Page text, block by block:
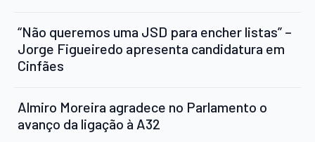
“Não queremos uma JSD para encher listas” –
Jorge Figueiredo apresenta candidatura em
Cinfães
Almiro Moreira agradece no Parlamento o
avanço da ligação à A32